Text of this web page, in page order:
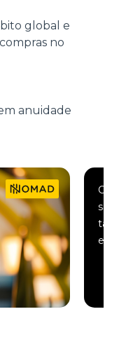
global e
no
anuidade